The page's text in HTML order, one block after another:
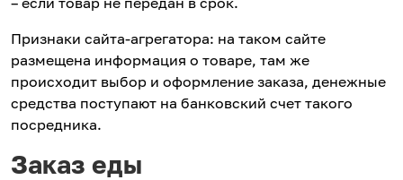
Признаки сайта-агрегатора: на таком сайте
размещена информация о товаре, там же
происходит выбор и оформление заказа, денежные
средства поступают на банковский счет такого
посредника.
Заказ еды